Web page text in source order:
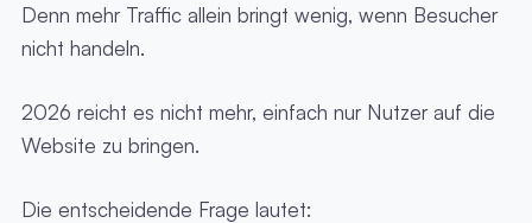
Denn mehr Traffic allein bringt wenig, wenn Besucher
nicht handeln.
2026 reicht es nicht mehr, einfach nur Nutzer auf die
Website zu bringen.
Die entscheidende Frage lautet: